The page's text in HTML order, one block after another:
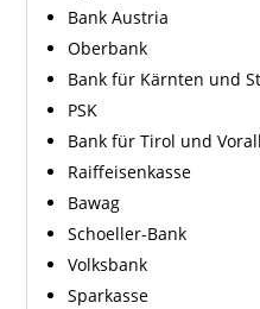
Bank Austria
Oberbank
Bank für Kärnten und
PSK
Bank für Tirol und
Raiffeisenkasse
Bawag
Schoeller-Bank
Volksbank
Sparkasse